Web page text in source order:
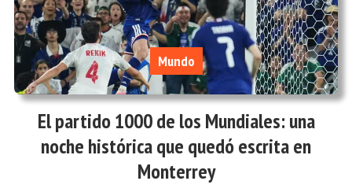
El partido 1000 de los Mundiales: una
noche histórica que quedó escrita en
Monterrey
Mundo